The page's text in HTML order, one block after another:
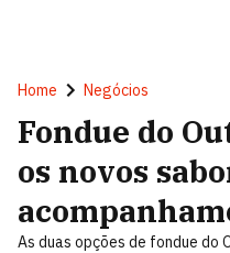
Home Negócios
Fondue do
os novos
As duas opções de fondue do